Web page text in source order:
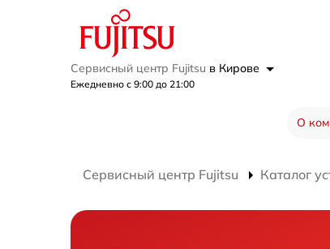
Сервисный центр Fujitsu в Кирове
Ежедневно с 9:00 до 21:00
О
Сервисный центр Fujitsu Каталог